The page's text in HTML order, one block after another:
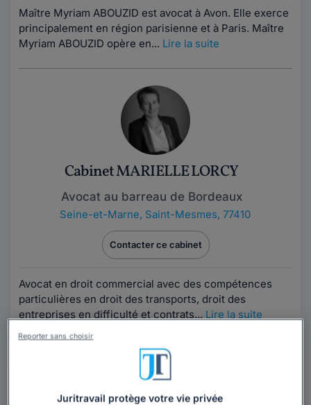
Maître Myriam ABOUZID est avocat à Avon. Elle exerce
principalement en région parisienne et à Paris. Maître
Myriam ABOUZID opère en... Lire la suite
Cabinet MARIELLE LORCY
Avocat au barreau de Bordeaux
Seine-et-Marne, Saint-Mesmes, 77410
Contacter ce cabinet
Avocat en droit commercial avec des compétences
particulières en droit des transports, droit des
entreprises en difficulté et contrats... Lire la suite
Vous souhaitez rencontrer un avocat en
cabinet dans la région Île-de-France ?
Obtenez 3 devis d'avocats près de chez vous
Juritravail protège votre vie privée
Reporter sans choisir